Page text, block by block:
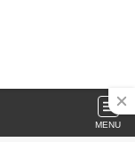
MENU